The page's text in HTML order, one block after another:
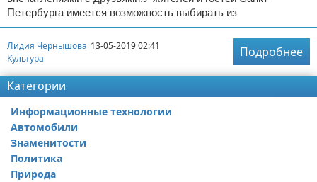
Петербурга имеется возможность выбирать из
Лидия Чернышова 13-05-2019 02:41
Культура
Подробнее
Категории
Информационные технологии
Автомобили
Знаменитости
Политика
Природа